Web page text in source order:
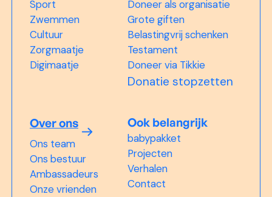
Sport
Zwemmen
Cultuur
Zorgmaatje
Digimaatje
Doneer als organisatie
Grote giften
Belastingvrij schenken
Testament
Doneer via Tikkie
Donatie stopzetten
Over ons
Ons team
Ons bestuur
Ambassadeurs
Onze vrienden
Ook belangrijk
babypakket
Projecten
Verhalen
Contact